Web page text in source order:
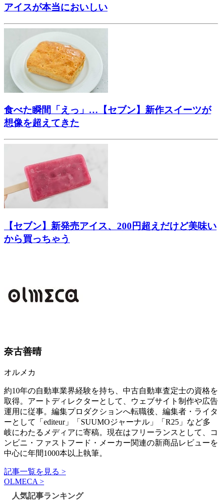
アイスが本当においしい
食べた瞬間「えっ」…【セブン】新作スイーツが
想像を超えてきた
【セブン】新発売アイス、200円超えだけど美味い
から買っちゃう
奈古善晴
オルメカ
約10年の自動車業界経験を持ち、中古自動車査定士の資格を
取得。アートディレクターとして、ウェブサイト制作や広告
運用に従事。編集プロダクションへ転職後、編集者・ライタ
ーとして「editeur」「SUUMOジャーナル」「R25」など多
岐にわたるメディアに寄稿。現在はフリーランスとして、コ
ンビニ・ファストフード・メーカー関連の新商品レビューを
中心に年間1000本以上執筆。
記事一覧を見る >
OLMECA >
人気記事ランキング